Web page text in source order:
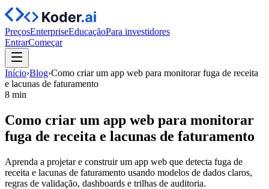
PreçosEnterpriseEducaçãoPara investidores
EntrarComeçar
Início›Blog›Como criar um app web para monitorar fuga de receita
e lacunas de faturamento
8 min
Como criar um app web para monitorar
fuga de receita e lacunas de faturamento
Aprenda a projetar e construir um app web que detecta fuga de
receita e lacunas de faturamento usando modelos de dados claros,
regras de validação, dashboards e trilhas de auditoria.